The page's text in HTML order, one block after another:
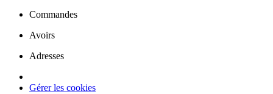
Commandes
Avoirs
Adresses
Gérer les cookies